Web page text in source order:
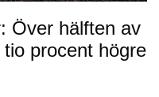
Över hälften av
procent högre